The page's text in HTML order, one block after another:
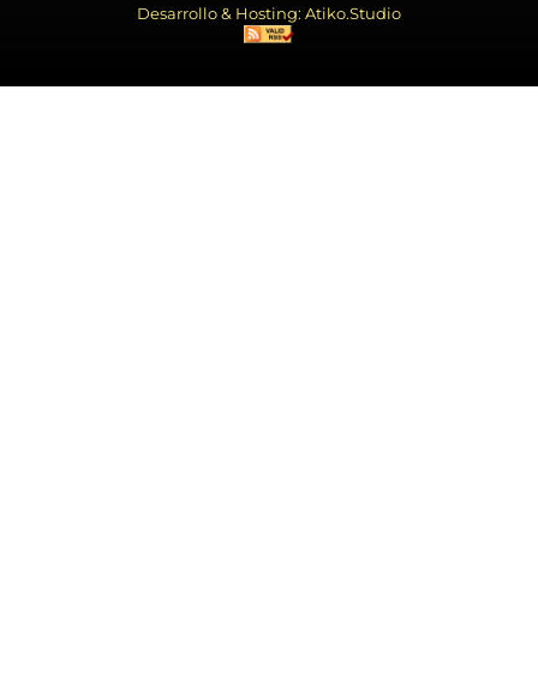
Desarrollo & Hosting: Atiko.Studio